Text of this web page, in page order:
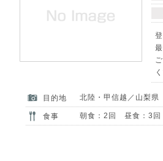
目的地 北陸・甲信越／山梨県
食事 朝食：2回 昼食：3